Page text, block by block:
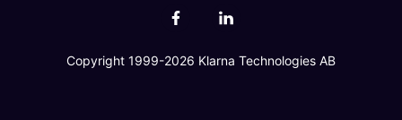
Copyright 1999-2026 Klarna Technologies AB